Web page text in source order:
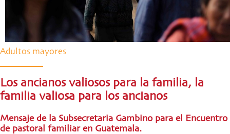
Adultos mayores
Los ancianos valiosos para la familia, la
familia valiosa para los ancianos
Mensaje de la Subsecretaria Gambino para el Encuentro
de pastoral familiar en Guatemala.